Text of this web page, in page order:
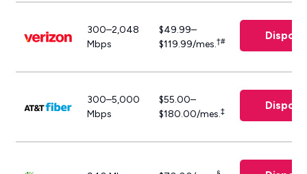
300–2,048
Mbps
$49.99–
$119.99/mes.†#
300–5,000
Mbps
$55.00–
$180.00/mes.‡